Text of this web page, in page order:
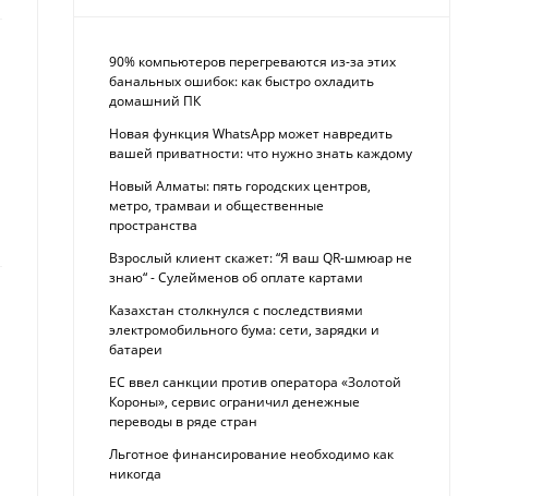
90% компьютеров перегреваются из-за этих
банальных ошибок: как быстро охладить
домашний ПК
Новая функция WhatsApp может навредить
вашей приватности: что нужно знать каждому
Новый Алматы: пять городских центров,
метро, трамваи и общественные
пространства
Взрослый клиент скажет: “Я ваш QR-шмюар не
знаю“ - Сулейменов об оплате картами
Казахстан столкнулся с последствиями
электромобильного бума: сети, зарядки и
батареи
ЕС ввел санкции против оператора «Золотой
Короны», сервис ограничил денежные
переводы в ряде стран
Льготное финансирование необходимо как
никогда